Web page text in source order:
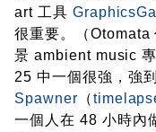
art 工具
很重要。（Otomata
景 ambient music
25 中一個很強，強
Spawner （
一個人在 48 小時內